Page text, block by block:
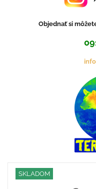
Objednať si
SKLADOM